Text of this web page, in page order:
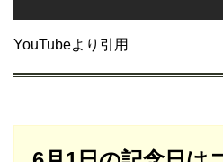
YouTubeより引用